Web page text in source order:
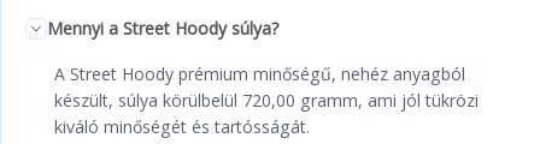
Mennyi a Street Hoody súlya?
A Street Hoody prémium minőségű, nehéz anyagból
készült, súlya körülbelül 720,00 gramm, ami jól tükrözi
kiváló minőségét és tartósságát.